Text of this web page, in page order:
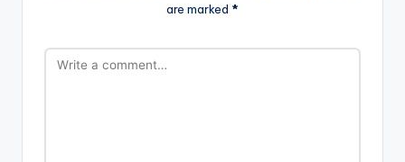
are marked *